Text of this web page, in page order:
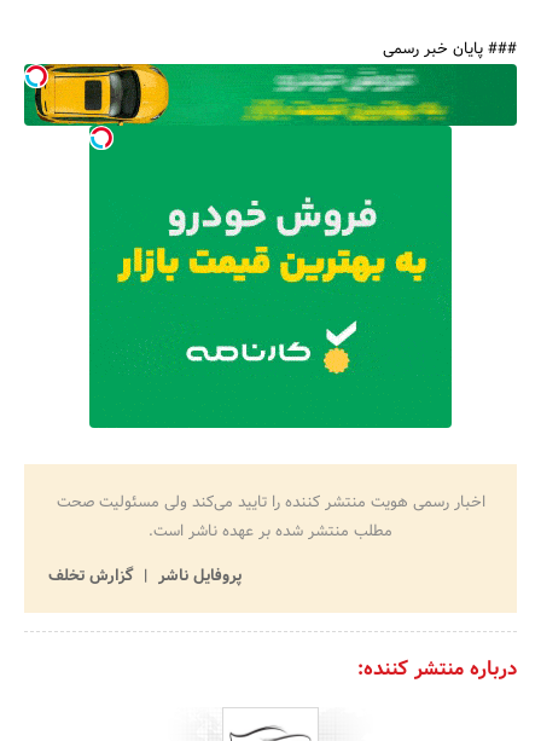
### پایان خبر رسمی
اخبار رسمی هویت منتشر کننده را تایید می‌کند ولی مسئولیت صحت
مطلب منتشر شده بر عهده ناشر است.
پروفایل ناشر
گزارش تخلف
درباره منتشر کننده: